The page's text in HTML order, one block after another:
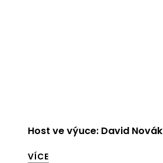
Host ve výuce: David Novák
VÍCE